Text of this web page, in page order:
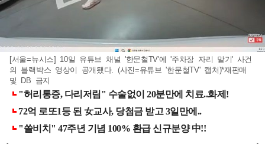
[서울=뉴시스] 10일 유튜브 채널 '한문철TV'에 '주차장 자리 맡기' 사건
의 블랙박스 영상이 공개됐다. (사진=유튜브 '한문철TV' 캡처)*재판매
및 DB 금지